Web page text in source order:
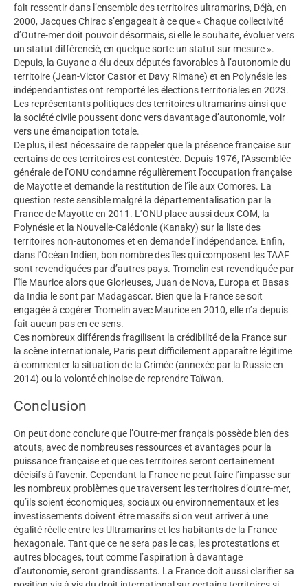
fait ressentir dans l’ensemble des territoires ultramarins, Déjà, en
2000, Jacques Chirac s’engageait à ce que « Chaque collectivité
d’Outre-mer doit pouvoir désormais, si elle le souhaite, évoluer vers
un statut différencié, en quelque sorte un statut sur mesure ».
Depuis, la Guyane a élu deux députés favorables à l’autonomie du
territoire (Jean-Victor Castor et Davy Rimane) et en Polynésie les
indépendantistes ont remporté les élections territoriales en 2023.
Les représentants politiques des territoires ultramarins ainsi que
la société civile poussent donc vers davantage d’autonomie, voir
vers une émancipation totale.
De plus, il est nécessaire de rappeler que la présence française sur
certains de ces territoires est contestée. Depuis 1976, l’Assemblée
générale de l’ONU condamne régulièrement l’occupation française
de Mayotte et demande la restitution de l’île aux Comores. La
question reste sensible malgré la départementalisation par la
France de Mayotte en 2011. L’ONU place aussi deux COM, la
Polynésie et la Nouvelle-Calédonie (Kanaky) sur la liste des
territoires non-autonomes et en demande l’indépendance. Enfin,
dans l’Océan Indien, bon nombre des îles qui composent les TAAF
sont revendiquées par d’autres pays. Tromelin est revendiquée par
l’île Maurice alors que Glorieuses, Juan de Nova, Europa et Basas
da India le sont par Madagascar. Bien que la France se soit
engagée à cogérer Tromelin avec Maurice en 2010, elle n’a depuis
fait aucun pas en ce sens.
Ces nombreux différends fragilisent la crédibilité de la France sur
la scène internationale, Paris peut difficilement apparaître légitime
à commenter la situation de la Crimée (annexée par la Russie en
2014) ou la volonté chinoise de reprendre Taïwan.
Conclusion
On peut donc conclure que l’Outre-mer français possède bien des
atouts, avec de nombreuses ressources et avantages pour la
puissance française et que ces territoires seront certainement
décisifs à l’avenir. Cependant la France ne peut faire l’impasse sur
les nombreux problèmes que traversent les territoires d’outre-mer,
qu’ils soient économiques, sociaux ou environnementaux et les
investissements doivent être massifs si on veut arriver à une
égalité réelle entre les Ultramarins et les habitants de la France
hexagonale. Tant que ce ne sera pas le cas, les protestations et
autres blocages, tout comme l’aspiration à davantage
d’autonomie, seront grandissants. La France doit aussi clarifier sa